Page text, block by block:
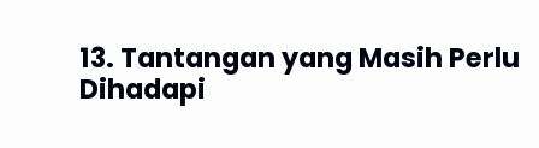
13. Tantangan yang Masih Perlu
Dihadapi